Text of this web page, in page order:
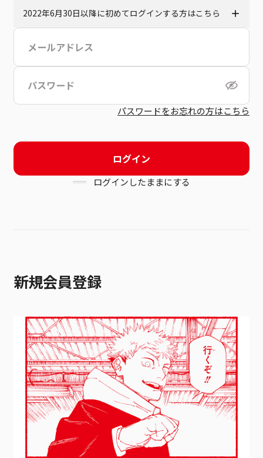
2022年6月30日以降に初めてログインする方はこちら
こちら
パスワードをお忘れの方はこちら
ログイン
ログインしたままにする
新規会員登録